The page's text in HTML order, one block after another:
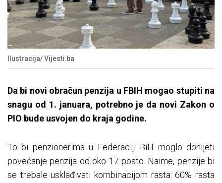
Ilustracija/ Vijesti.ba
Da bi novi obračun penzija u FBIH mogao stupiti na
snagu od 1. januara, potrebno je da novi Zakon o
PIO bude usvojen do kraja godine.
To bi penzionerima u Federaciji BiH moglo donijeti
povećanje penzija od oko 17 posto. Naime, penzije bi
se trebale usklađivati kombinacijom rasta: 60% rasta